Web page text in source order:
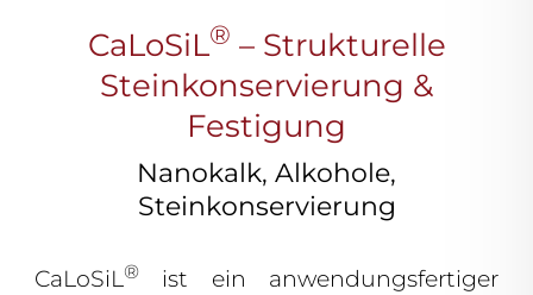
CaLoSiL® – Strukturelle
Steinkonservierung &
Festigung
Nanokalk, Alkohole,
Steinkonservierung
CaLoSiL®ist ein anwendungsfertiger